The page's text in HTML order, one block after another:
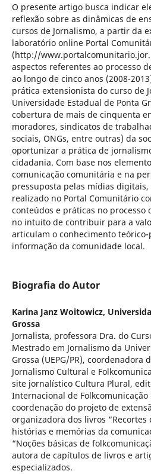
O presente artigo busca indicar
reflexão sobre as dinâmicas de
cursos de Jornalismo, a partir da
laboratório online Portal
(http://
aspectos referentes ao processo
ao longo de cinco anos (2008-
prática extensionista do curso de
Universidade Estadual de Ponta
cobertura de mais de cinquenta
moradores, sindicatos de
sociais, ONGs, entre outras) da
oportunizar a prática de
cidadania. Com base nos
comunicação comunitária e na
pressuposta pelas mídias
realizado no Portal Comunitário
conteúdos e práticas no processo
no intuito de contribuir para a
articulam o conhecimento
informação da comunidade local.
Biografia do Autor
Karina Janz Woitowicz,
Grossa
Jornalista, professora Dra. do
Mestrado em Jornalismo da
Grossa (UEPG/PR), coordenadora
Jornalismo Cultural e
site jornalístico Cultura Plural,
Internacional de
coordenação do projeto de
organizadora dos livros
histórias e memórias da
“Noções básicas de
autora de capítulos de livros e
especializados.